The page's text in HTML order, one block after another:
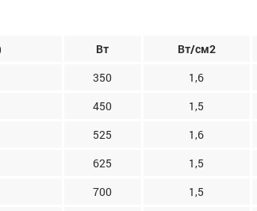
Вт Вт/см2
350 1,6
450 1,5
525 1,6
625 1,5
700 1,5